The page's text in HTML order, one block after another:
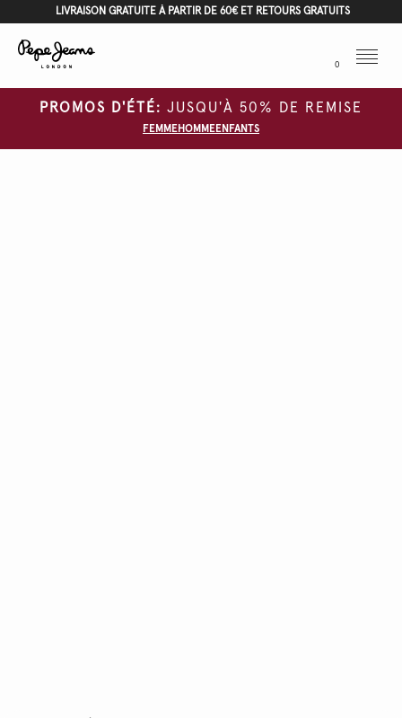
LIVRAISON GRATUITE À PARTIR DE 60€ ET RETOURS GRATUITS
0
Menu
PROMOS D'ÉTÉ: JUSQU'À 50% DE REMISE
FEMMEHOMMEENFANTS